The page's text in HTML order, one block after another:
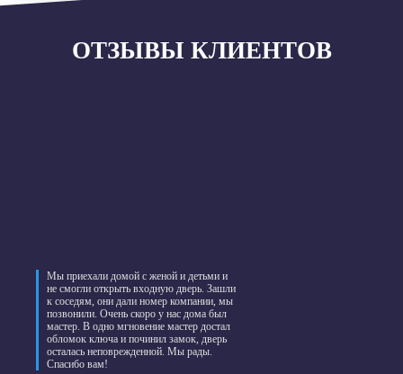
ОТЗЫВЫ КЛИЕНТОВ
Мы приехали домой с женой и детьми и
не смогли открыть входную дверь. Зашли
к соседям, они дали номер компании, мы
позвонили. Очень скоро у нас дома был
мастер. В одно мгновение мастер достал
обломок ключа и починил замок, дверь
осталась неповрежденной. Мы рады.
Спасибо вам!